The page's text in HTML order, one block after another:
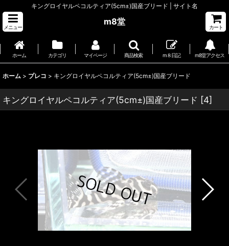
キングロイヤルペコルティア(5cm±)国産ブリード | サイト名
メニュー
m8堂
カート
ホーム カテゴリ マイページ 商品検索 m８日記 m8堂アクセス
ホーム > プレコ > キングロイヤルペコルティア(5cm±)国産ブリード
キングロイヤルペコルティア(5cm±)国産ブリード [4]